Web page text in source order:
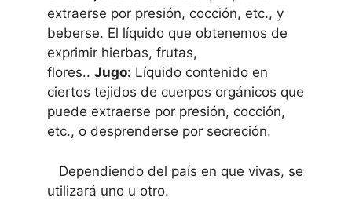
extraerse por presión, cocción, etc., y
beberse. El líquido que obtenemos de
exprimir hierbas, frutas,
flores.. Jugo: Líquido contenido en
ciertos tejidos de cuerpos orgánicos que
puede extraerse por presión, cocción,
etc., o desprenderse por secreción.
Dependiendo del país en que vivas, se
utilizará uno u otro.